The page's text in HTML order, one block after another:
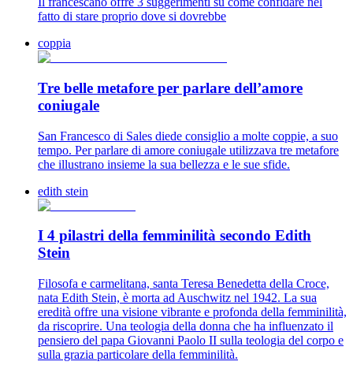
fatto di stare proprio dove si dovrebbe
coppia
Tre belle metafore per parlare dell’amore
coniugale
San Francesco di Sales diede consiglio a molte coppie, a suo
tempo. Per parlare di amore coniugale utilizzava tre metafore
che illustrano insieme la sua bellezza e le sue sfide.
edith stein
I 4 pilastri della femminilità secondo Edith
Stein
Filosofa e carmelitana, santa Teresa Benedetta della Croce,
nata Edith Stein, è morta ad Auschwitz nel 1942. La sua
eredità offre una visione vibrante e profonda della femminilità,
da riscoprire. Una teologia della donna che ha influenzato il
pensiero del papa Giovanni Paolo II sulla teologia del corpo e
sulla grazia particolare della femminilità.